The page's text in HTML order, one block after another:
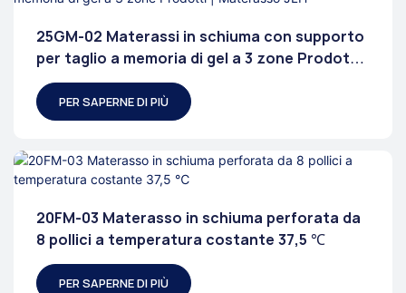
25GM-02 Materassi in schiuma con supporto
per taglio a memoria di gel a 3 zone Prodotti |
Materasso JLH
PER SAPERNE DI PIÙ
20FM-03 Materasso in schiuma perforata da
8 pollici a temperatura costante 37,5 ℃
PER SAPERNE DI PIÙ